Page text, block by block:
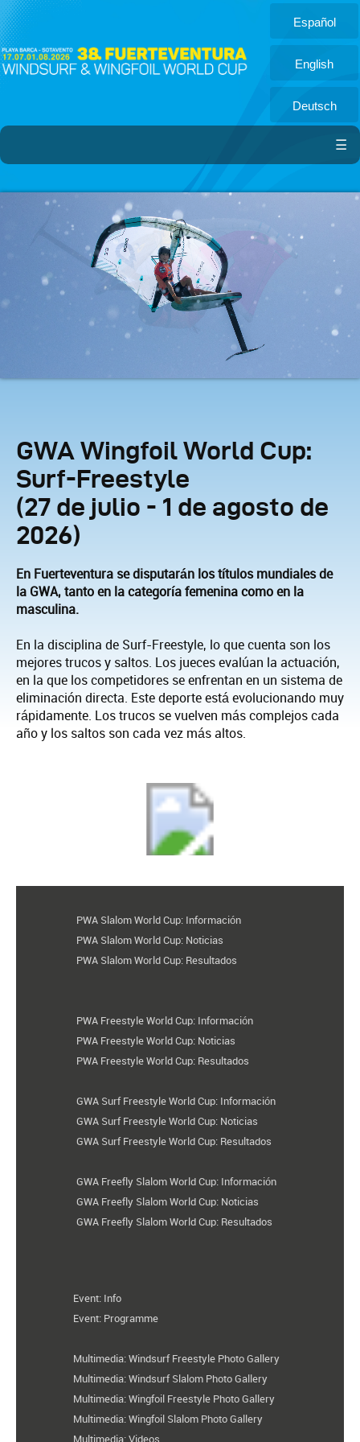
Español
English
Deutsch
☰
GWA Wingfoil World Cup:
Surf-Freestyle
(27 de julio - 1 de agosto de
2026)
En Fuerteventura se disputarán los títulos mundiales de
la GWA, tanto en la categoría femenina como en la
masculina.
En la disciplina de Surf-Freestyle, lo que cuenta son los
mejores trucos y saltos. Los jueces evalúan la actuación,
en la que los competidores se enfrentan en un sistema de
eliminación directa. Este deporte está evolucionando muy
rápidamente. Los trucos se vuelven más complejos cada
año y los saltos son cada vez más altos.
PWA Slalom World Cup: Información
PWA Slalom World Cup: Noticias
PWA Slalom World Cup: Resultados
PWA Freestyle World Cup: Información
PWA Freestyle World Cup: Noticias
PWA Freestyle World Cup: Resultados
GWA Surf Freestyle World Cup: Información
GWA Surf Freestyle World Cup: Noticias
GWA Surf Freestyle World Cup: Resultados
GWA Freefly Slalom World Cup: Información
GWA Freefly Slalom World Cup: Noticias
GWA Freefly Slalom World Cup: Resultados
Event: Info
Event: Programme
Multimedia: Windsurf Freestyle Photo Gallery
Multimedia: Windsurf Slalom Photo Gallery
Multimedia: Wingfoil Freestyle Photo Gallery
Multimedia: Wingfoil Slalom Photo Gallery
Multimedia: Videos